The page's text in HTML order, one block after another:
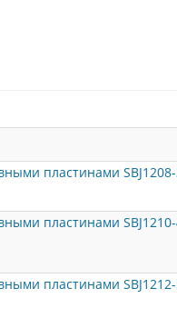
пластинами
пластинами
пластинами